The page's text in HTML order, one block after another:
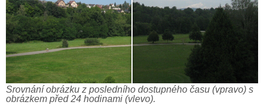
Srovnání obrázku z posledního dostupného času (vpravo) s
obrázkem před 24 hodinami (vlevo).